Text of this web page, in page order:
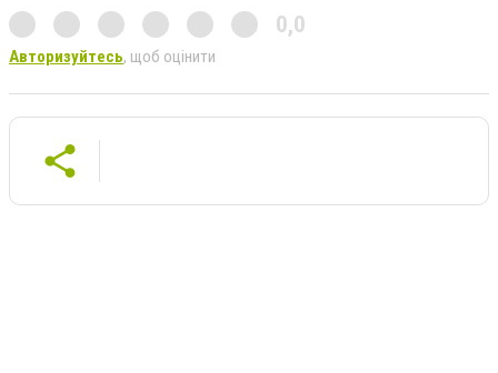
0,0
Авторизуйтесь, щоб оцінити